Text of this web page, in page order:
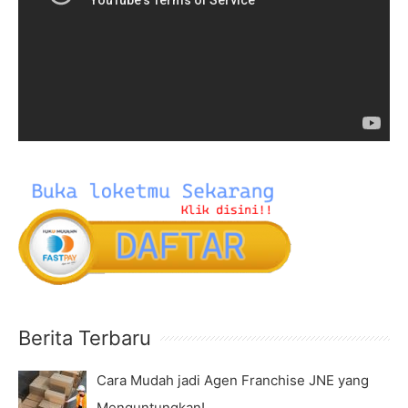
Berita Terbaru
Cara Mudah jadi Agen Franchise JNE yang